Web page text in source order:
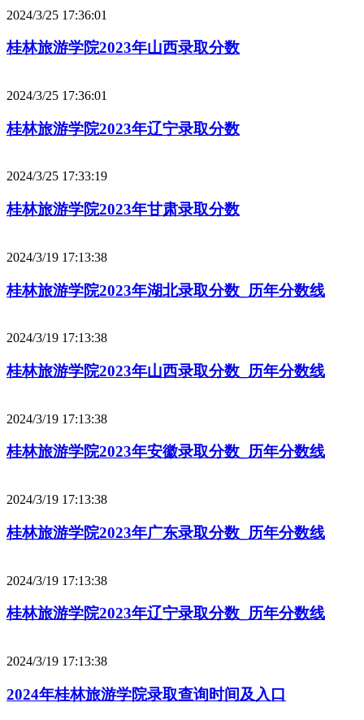
2024/3/25 17:36:01
桂林旅游学院2023年山西录取分数
2024/3/25 17:36:01
桂林旅游学院2023年辽宁录取分数
2024/3/25 17:33:19
桂林旅游学院2023年甘肃录取分数
2024/3/19 17:13:38
桂林旅游学院2023年湖北录取分数_历年分数线
2024/3/19 17:13:38
桂林旅游学院2023年山西录取分数_历年分数线
2024/3/19 17:13:38
桂林旅游学院2023年安徽录取分数_历年分数线
2024/3/19 17:13:38
桂林旅游学院2023年广东录取分数_历年分数线
2024/3/19 17:13:38
桂林旅游学院2023年辽宁录取分数_历年分数线
2024/3/19 17:13:38
2024年桂林旅游学院录取查询时间及入口